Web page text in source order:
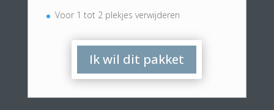
Voor 1 tot 2 plekjes verwijderen
Ik wil dit pakket